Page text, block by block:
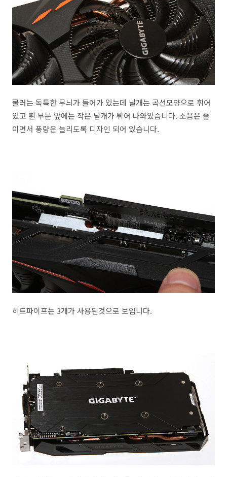
쿨러는 독특한 무늬가 들어가 있는데 날개는 곡선모양으로 휘어
있고 휜 부분 앞에는 작은 날개가 튀어 나와있습니다. 소음은 줄
이면서 풍량은 늘리도록 디자인 되어 있습니다.
히트파이프는 3개가 사용된것으로 보입니다.